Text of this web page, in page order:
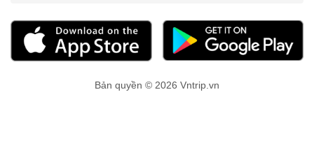
Bản quyền © 2026 Vntrip.vn